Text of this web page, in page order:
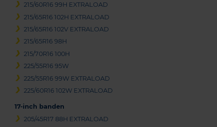
215/60R16 99H EXTRALOAD
215/65R16 102H EXTRALOAD
215/65R16 102V EXTRALOAD
215/65R16 98H
215/70R16 100H
225/55R16 95W
225/55R16 99W EXTRALOAD
225/60R16 102W EXTRALOAD
17-inch banden
205/45R17 88H EXTRALOAD